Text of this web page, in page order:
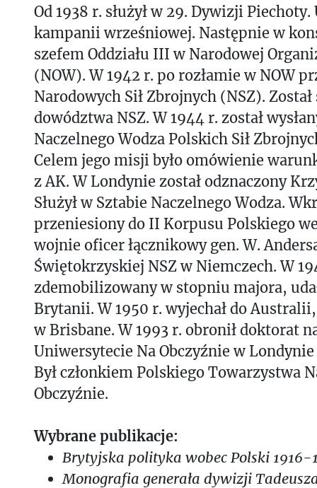
Od 1938 r. służył w 29. Dywizji
kampanii wrześniowej. Następnie w
szefem Oddziału III w Narodowej
(NOW). W 1942 r. po rozłamie w NOW
Narodowych Sił Zbrojnych (NSZ).
dowództwa NSZ. W 1944 r. został
Naczelnego Wodza Polskich Sił
Celem jego misji było omówienie
z AK. W Londynie został odznaczony
Służył w Sztabie Naczelnego Wodza.
przeniesiony do II Korpusu Polskiego we
wojnie oficer łącznikowy gen. W.
Świętokrzyskiej NSZ w Niemczech. W
zdemobilizowany w stopniu majora,
Brytanii. W 1950 r. wyjechał do
w Brisbane. W 1993 r. obronił doktorat
Uniwersytecie Na Obczyźnie w
Był członkiem Polskiego Towarzystwa
Obczyźnie.
Wybrane publikacje:
Brytyjska polityka wobec Polski 1916-
Monografia generała dywizji